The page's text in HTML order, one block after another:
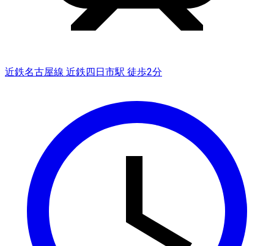
近鉄名古屋線 近鉄四日市駅 徒歩2分